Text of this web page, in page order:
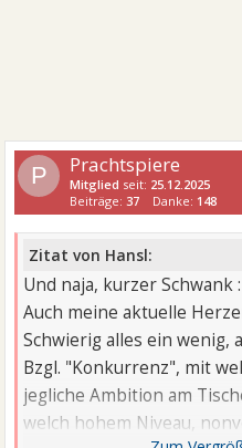
P Prachtspiere
Mitglied seit: 25.12.2025
Beiträge: 37 Danke: 148
Zitat von Hansl:
Und naja, kurzer Schwank
Auch meine aktuelle
Schwierig alles ein wenig,
Bzgl. "Konkurrenz", mit
jegliche Ambition am
welch hohem Niveau,